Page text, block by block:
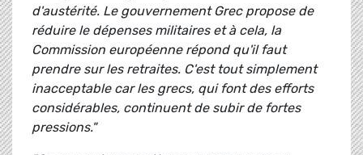
d'austérité. Le gouvernement Grec propose de
réduire le dépenses militaires et à cela, la
Commission européenne répond qu'il faut
prendre sur les retraites. C'est tout simplement
inacceptable car les grecs, qui font des efforts
considérables, continuent de subir de fortes
pressions."